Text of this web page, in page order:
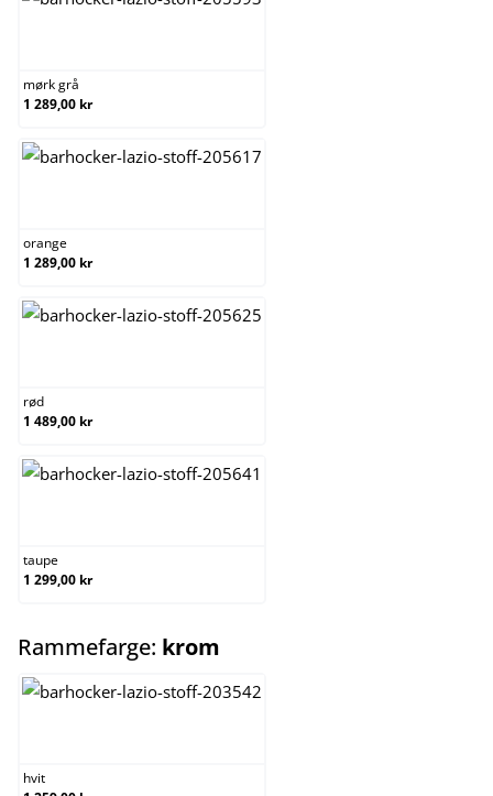
mørk grå
1 289,00 kr
orange
1 289,00 kr
rød
1 489,00 kr
taupe
1 299,00 kr
Rammefarge: krom
hvit